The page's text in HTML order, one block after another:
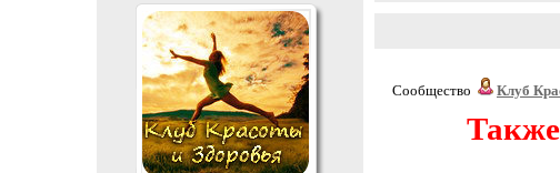
Сообщество Клуб